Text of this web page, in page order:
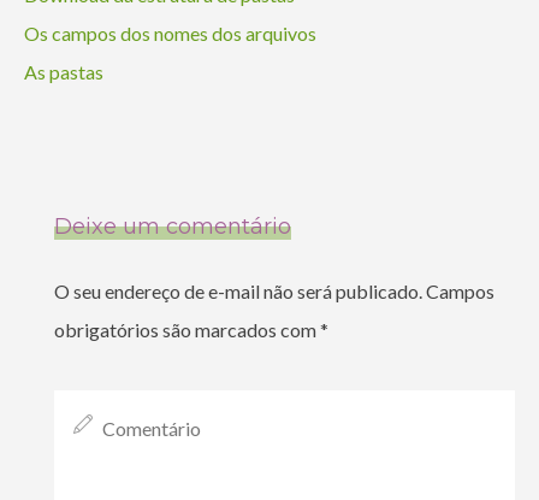
Os campos dos nomes dos arquivos
As pastas
Deixe um comentário
O seu endereço de e-mail não será publicado.Campos
obrigatórios são marcados com*